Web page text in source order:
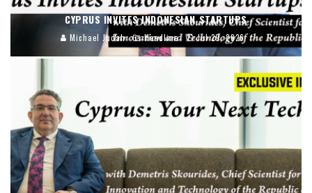
CYPRUS INVITES INDONESIAN STARTUPS
Michael Judah Headline Jul 29, 2026